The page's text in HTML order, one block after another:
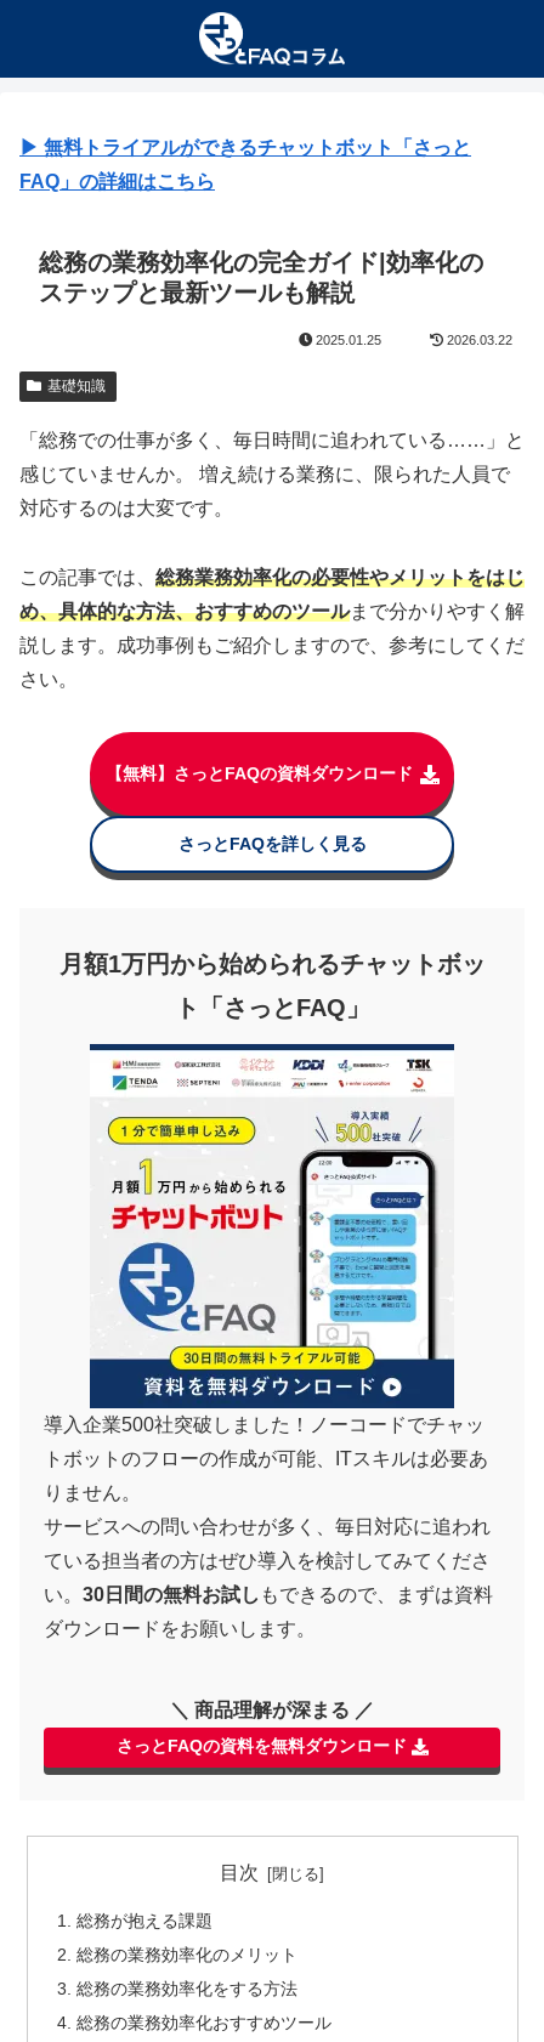
▶︎ 無料トライアルができるチャットボット「さっと
FAQ」の詳細はこちら
総務の業務効率化の完全ガイド|効率化の
ステップと最新ツールも解説
2025.01.25 2026.03.22
基礎知識
「総務での仕事が多く、毎日時間に追われている……」と
感じていませんか。 増え続ける業務に、限られた人員で
対応するのは大変です。
この記事では、 総務業務効率化の必要性やメリットをはじ
め、具体的な方法、おすすめのツールまで分かりやすく解
説します。成功事例もご紹介しますので、参考にしてくだ
さい。
【無料】さっとFAQの資料ダウンロード
さっとFAQを詳しく見る
月額1万円から始められるチャットボッ
ト「さっとFAQ」
導入企業500社突破しました！ノーコードでチャッ
トボットのフローの作成が可能、ITスキルは必要あ
りません。
サービスへの問い合わせが多く、毎日対応に追われ
ている担当者の方はぜひ導入を検討してみてくださ
い。 30日間の無料お試し もできるので、まずは資料
ダウンロードをお願いします。
＼ 商品理解が深まる ／
さっとFAQの資料を無料ダウンロード
目次
総務が抱える課題
総務の業務効率化のメリット
総務の業務効率化をする方法
総務の業務効率化おすすめツール